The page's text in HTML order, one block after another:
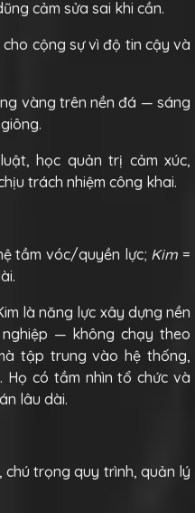
cảm sửa sai khi cần.
cộng sự vì độ tin cậy và
vàng trên nền đá — sáng
học quản trị cảm xúc,
trách nhiệm công khai.
tầm vóc/quyền lực; Kim =
là năng lực xây dựng nền
— không chạy theo
tập trung vào hệ thống,
Họ có tầm nhìn tổ chức và
lâu dài.
chú trọng quy trình, quản lý